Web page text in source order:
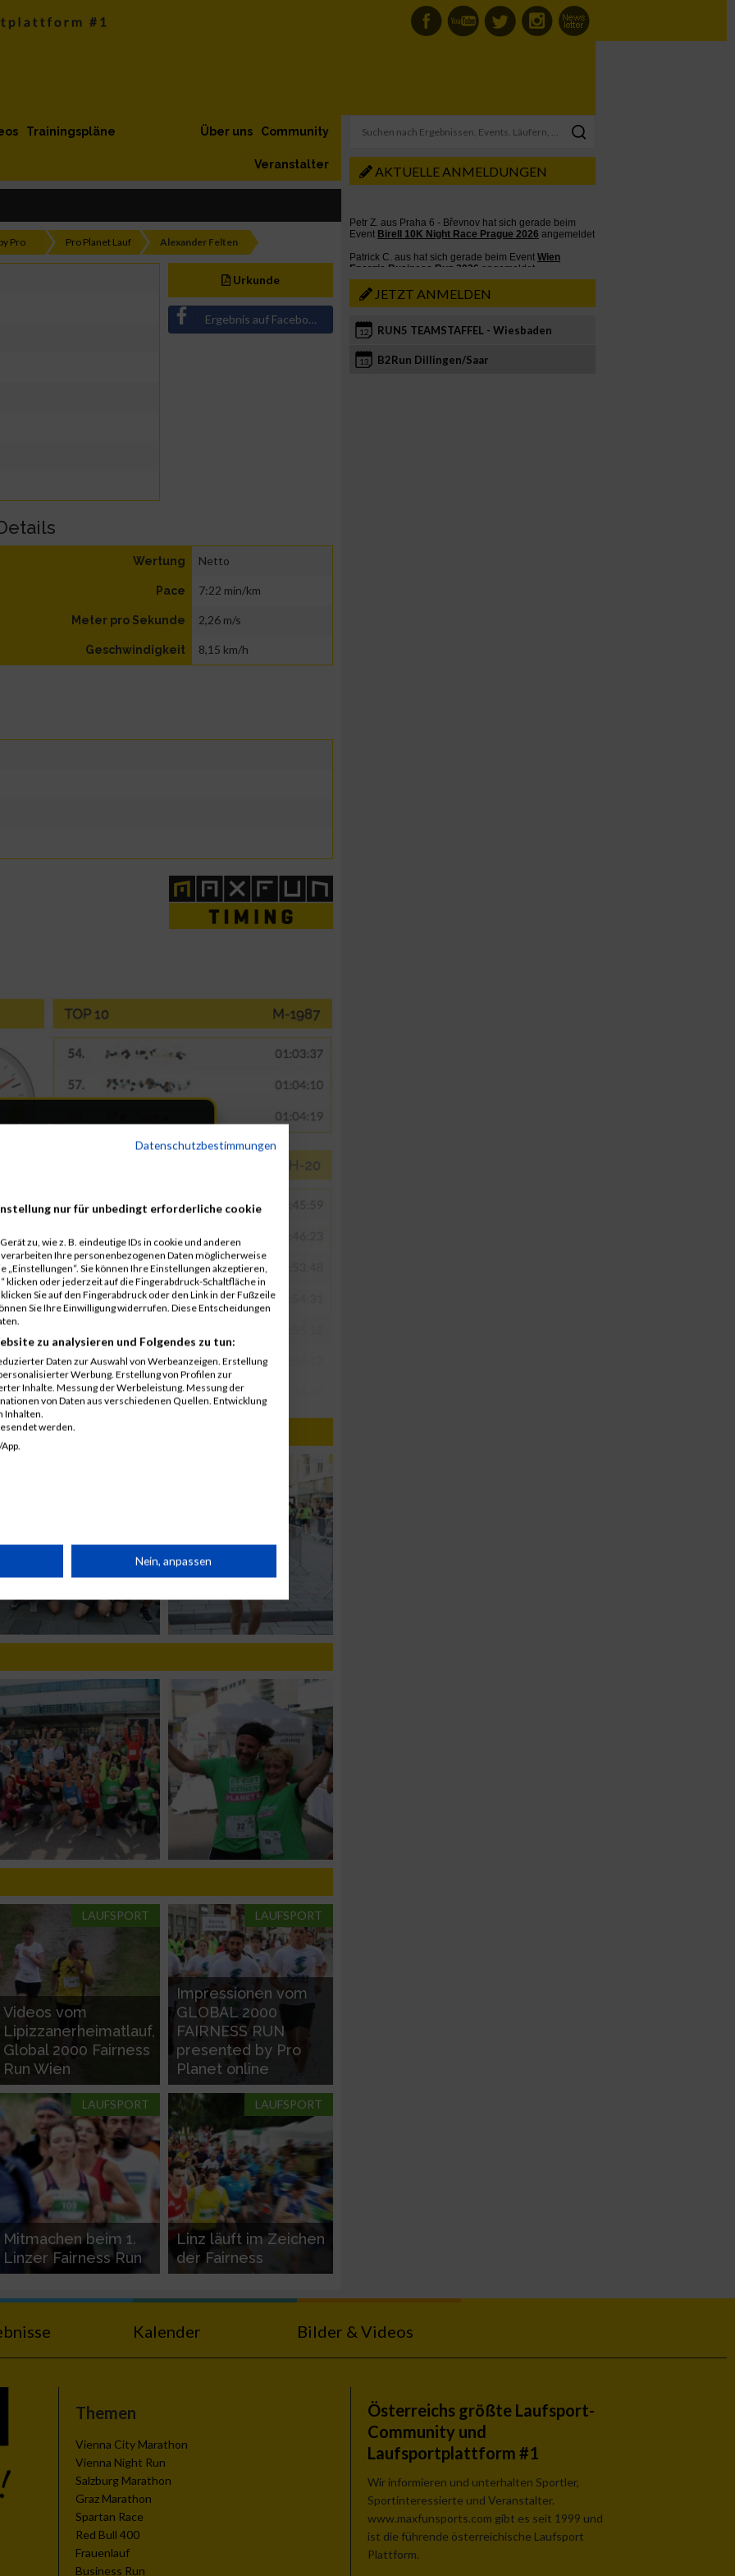
Trainingspläne Community
Über uns
Veranstalter
Pro
Pro Planet Lauf Alexander Felten
Urkunde
Ergebnis auf Facebook teilen
Wertung Netto
Pace 7:22 min/km
Meter pro Sekunde 2,26 m/s
Geschwindigkeit 8,15 km/h
PLANET / 28.06.2016
LAUFSPORT
Videos vom
Lipizzanerheimatlauf,
Global 2000 Fairness
Run Wien
LAUFSPORT
Impressionen vom
GLOBAL 2000
FAIRNESS RUN
presented by Pro
Planet online
LAUFSPORT
Mitmachen beim 1.
Linzer Fairness Run
LAUFSPORT
Linz läuft im Zeichen
der Fairness
AKTUELLE ANMELDUNGEN
JETZT ANMELDEN
12 RUN5 TEAMSTAFFEL - Wiesbaden
13 B2Run Dillingen/Saar
Kalender Bilder & Videos
Themen
Vienna City Marathon
Vienna Night Run
Salzburg Marathon
Graz Marathon
Spartan Race
Red Bull 400
Frauenlauf
Business Run
Österreichs größte Laufsport-
Community und
Laufsportplattform #1
Wir informieren und unterhalten Sportler,
Sportinteressierte und Veranstalter.
www.maxfunsports.com gibt es seit 1999 und
ist die führende österreichische Laufsport
Plattform.
Datenschutzbestimmungen
nur für unbedingt erforderliche cookie
zu, wie z. B. eindeutige IDs in cookie und anderen
Ihre personenbezogenen Daten möglicherweise
Sie können Ihre Einstellungen akzeptieren,
klicken oder jederzeit auf die Fingerabdruck-Schaltfläche in
Sie auf den Fingerabdruck oder den Link in der Fußzeile
Sie Ihre Einwilligung widerrufen. Diese Entscheidungen
zu analysieren und Folgendes zu tun:
Daten zur Auswahl von Werbeanzeigen. Erstellung
Werbung. Erstellung von Profilen zur
Inhalte. Messung der Werbeleistung. Messung der
von Daten aus verschiedenen Quellen. Entwicklung
Inhalten.
werden.
von Daten aus
Nein, anpassen